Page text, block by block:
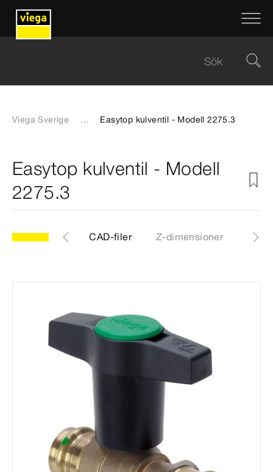
Viega Sverige ... Easytop kulventil - Modell 2275.3
Easytop kulventil - Modell
2275.3
Artiklar CAD-filer Z-dimensioner